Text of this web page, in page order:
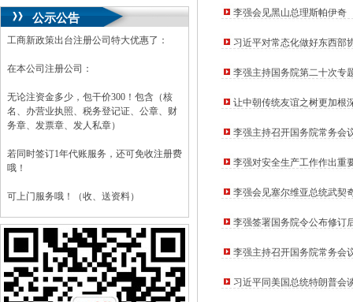
公示公告
工商新政策出台注册公司特大优惠了：
在本公司注册公司：
无论注资金多少，包干价300！包含（核
名、办营业执照、税务登记证、公章、财
务章、发票章、发人私章）
若同时签订1年代账服务，还可免收注册费
哦！
可上门服务哦！（收、送资料）
可加急服务哦！（最快可1工作日）
可代理开银行账户！（我们有长期合作的
银行，可免银行年费用）
咨询热线：023-63653351/63653355、
李强会见黑山总理斯帕伊奇
习近平对常态化做好东西部
李强主持国务院第二十次专
让中朝传统友谊之树更加
李强主持召开国务院常务会
李强对安全生产工作作出重
李强会见塞尔维亚总统武契
李强签署国务院令公布修订
李强主持召开国务院常务会
习近平同美国总统特朗普会